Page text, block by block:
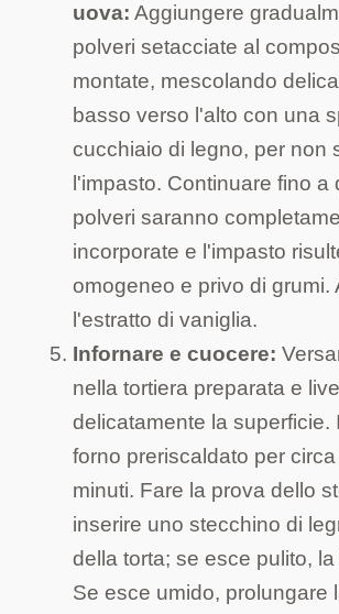
uova: Aggiungere
polveri setacciate al
montate, mescolando
basso verso l'alto con una
cucchiaio di legno, per non
l'impasto. Continuare fino a
polveri saranno
incorporate e l'impasto
omogeneo e privo di grumi.
l'estratto di vaniglia.
Infornare e cuocere:
nella tortiera preparata e
delicatamente la superficie.
forno preriscaldato per
minuti. Fare la prova dello
inserire uno stecchino di
della torta; se esce pulito,
Se esce umido, prolungare